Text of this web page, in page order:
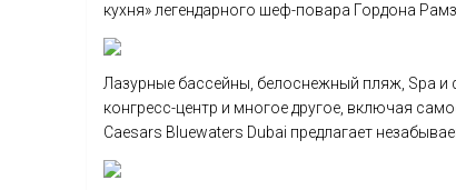
кухня» легендарного шеф-повара Гордона
Лазурные бассейны, белоснежный пляж, Spa и
конгресс-центр и многое другое, включая
Caesars Bluewaters Dubai предлагает